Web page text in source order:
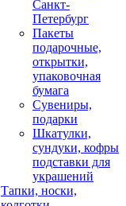
Санкт-
Петербург
Пакеты
подарочные,
открытки,
упаковочная
бумага
Сувениры,
подарки
Шкатулки,
сундуки, кофры
подставки для
украшений
Тапки, носки,